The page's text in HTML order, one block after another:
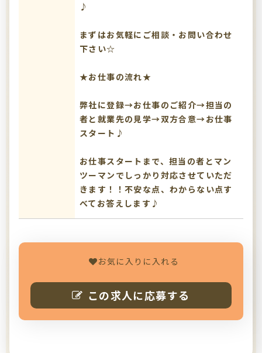
♪
まずはお気軽にご相談・お問い合わせ
下さい☆
★お仕事の流れ★
弊社に登録→お仕事のご紹介→担当の
者と就業先の見学→双方合意→お仕事
スタート♪
お仕事スタートまで、担当の者とマン
ツーマンでしっかり対応させていただ
きます！！不安な点、わからない点す
べてお答えします♪
お気に入りに入れる
この求人に応募する